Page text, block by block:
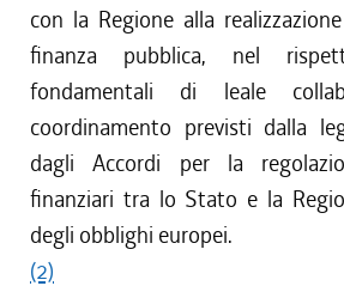
con la Regione alla
finanza pubblica, nel
fondamentali di leale
coordinamento previsti dalla
dagli Accordi per la
finanziari tra lo Stato e la
degli obblighi europei.
(2)